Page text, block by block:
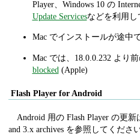
Player、Windows 10 の
Update Servicesなどを利用し
Mac でインストールが途中
Mac では、18.0.0.232 より
blocked (Apple)
Flash Player for Android
Android 用の Flash Player の更
and 3.x archives を参照してください